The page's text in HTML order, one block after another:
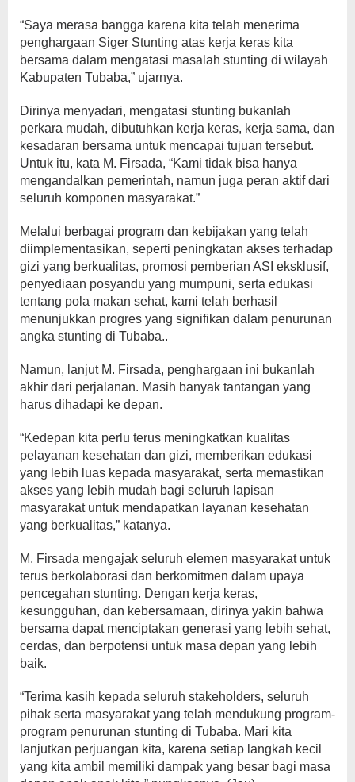
“Saya merasa bangga karena kita telah menerima
penghargaan Siger Stunting atas kerja keras kita
bersama dalam mengatasi masalah stunting di wilayah
Kabupaten Tubaba,” ujarnya.
Dirinya menyadari, mengatasi stunting bukanlah
perkara mudah, dibutuhkan kerja keras, kerja sama, dan
kesadaran bersama untuk mencapai tujuan tersebut.
Untuk itu, kata M. Firsada, “Kami tidak bisa hanya
mengandalkan pemerintah, namun juga peran aktif dari
seluruh komponen masyarakat.”
Melalui berbagai program dan kebijakan yang telah
diimplementasikan, seperti peningkatan akses terhadap
gizi yang berkualitas, promosi pemberian ASI eksklusif,
penyediaan posyandu yang mumpuni, serta edukasi
tentang pola makan sehat, kami telah berhasil
menunjukkan progres yang signifikan dalam penurunan
angka stunting di Tubaba..
Namun, lanjut M. Firsada, penghargaan ini bukanlah
akhir dari perjalanan. Masih banyak tantangan yang
harus dihadapi ke depan.
“Kedepan kita perlu terus meningkatkan kualitas
pelayanan kesehatan dan gizi, memberikan edukasi
yang lebih luas kepada masyarakat, serta memastikan
akses yang lebih mudah bagi seluruh lapisan
masyarakat untuk mendapatkan layanan kesehatan
yang berkualitas,” katanya.
M. Firsada mengajak seluruh elemen masyarakat untuk
terus berkolaborasi dan berkomitmen dalam upaya
pencegahan stunting. Dengan kerja keras,
kesungguhan, dan kebersamaan, dirinya yakin bahwa
bersama dapat menciptakan generasi yang lebih sehat,
cerdas, dan berpotensi untuk masa depan yang lebih
baik.
“Terima kasih kepada seluruh stakeholders, seluruh
pihak serta masyarakat yang telah mendukung program-
program penurunan stunting di Tubaba. Mari kita
lanjutkan perjuangan kita, karena setiap langkah kecil
yang kita ambil memiliki dampak yang besar bagi masa